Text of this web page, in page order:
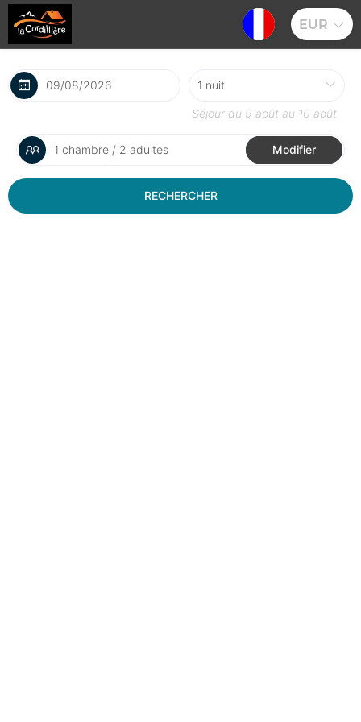
EUR
Séjour du 9 août au 10 août
1 chambre / 2 adultes Modifier